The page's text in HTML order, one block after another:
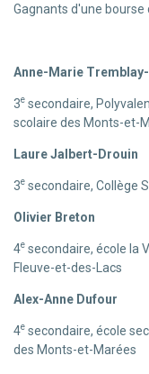
Gagnants d'une bourse
Anne-Marie
3e secondaire,
scolaire des Monts-et-
Laure Jalbert-Drouin
3e secondaire, Collège
Olivier Breton
4e secondaire, école la
Fleuve-et-des-Lacs
Alex-Anne Dufour
4e secondaire, école
des Monts-et-Marées